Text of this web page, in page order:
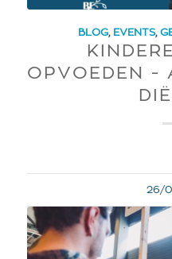
BLOG, EVENTS,
OPVOEDEN -
26/